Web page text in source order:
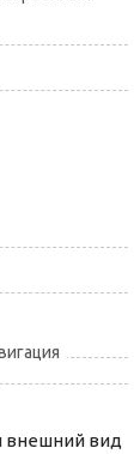
внешний вид